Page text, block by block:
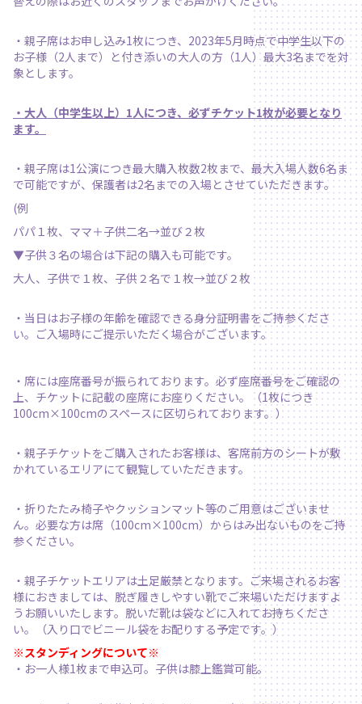
・親子席はお申し込み1枚につき、2023年5月時点で中学生以下の
お子様（2人まで）と付き添いの大人の方（1人）最大3名までを対
象とします。
・大人（中学生以上）1人につき、必ずチケット1枚が必要となり
ます。
・親子席は1公演につき最大購入枚数2枚まで、最大入場人数6名ま
で可能ですが、保護者は2名までの入場とさせていただきます。
(例
パパ１枚、ママ＋子供二名→並び２枚
▼子供３名の場合は下記の購入も可能です。
大人、子供で１枚、子供２名で１枚→並び２枚
・当日はお子様の年齢を確認できる身分証明書をご持参くださ
い。ご入場時にご提示いただく場合がございます。
・席には座席番号が振られております。必ず座席番号をご確認の
上、チケットに記載の座席にお座りください。（1枚につき
100cm×100cmのスペースに区切られております。）
・親子チケットをご購入されたお客様は、客席前方のシートが敷
かれているエリアにて観覧していただきます。
・折りたたみ椅子やクッションマット等のご用意はございませ
ん。必要な方は席（100cm×100cm）からはみ出ないものをご持
参ください。
・親子チケットエリアは土足厳禁となります。ご来場されるお客
様におきましては、脱ぎ履きしやすい靴でご来場いただけますよ
うお願いいたします。脱いだ靴は袋などに入れてお持ちくださ
い。（入り口でビニール袋をお配りする予定です。）
※スタンディングについて※
・お一人様1枚まで申込可。子供は膝上鑑賞可能。